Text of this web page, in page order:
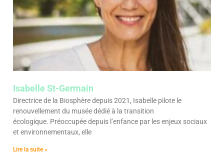
Isabelle St-Germain
Directrice de la Biosphère depuis 2021, Isabelle pilote le
renouvellement du musée dédié à la transition
écologique. Préoccupée depuis l’enfance par les enjeux sociaux
et environnementaux, elle
Lire la suite »